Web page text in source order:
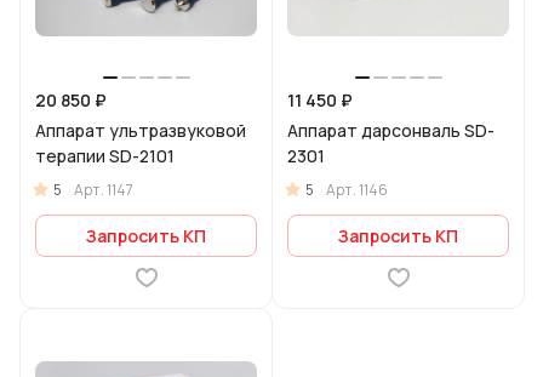
20 850 ₽
Аппарат ультразвуковой
терапии SD-2101
5 Арт.1147
Запросить КП
11 450 ₽
Аппарат дарсонваль SD-
2301
5 Арт.1146
Запросить КП